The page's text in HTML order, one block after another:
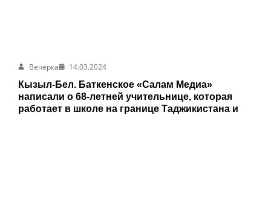
Вечерка
14.03.2024
Кызыл-Бел. Баткенское «Салам Медиа»
написали о 68-летней учительнице, которая
работает в школе на границе Таджикистана и